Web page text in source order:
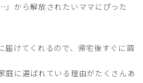
」から解放されたいママにぴった
届けてくれるので、帰宅後すぐに調
庭に選ばれている理由がたくさんあ